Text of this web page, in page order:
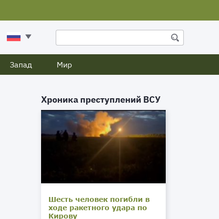
Запад Мир
Хроника преступлений ВСУ
Шесть человек погибли в
ходе ракетного удара по
Кирову